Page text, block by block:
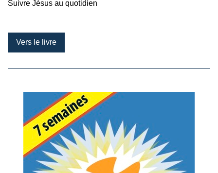
Suivre Jésus au quotidien
Vers le livre